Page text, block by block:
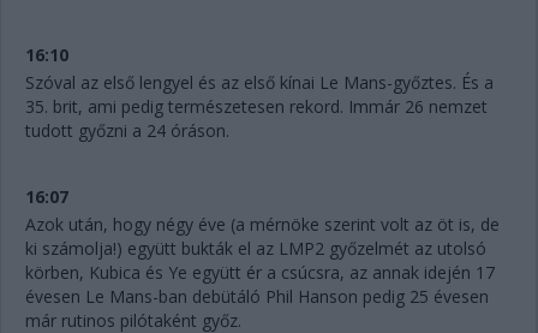
16:10
Szóval az első lengyel és az első kínai Le Mans-győztes. És a
35. brit, ami pedig természetesen rekord. Immár 26 nemzet
tudott győzni a 24 óráson.
16:07
Azok után, hogy négy éve (a mérnöke szerint volt az öt is, de
ki számolja!) együtt bukták el az LMP2 győzelmét az utolsó
körben, Kubica és Ye együtt ér a csúcsra, az annak idején 17
évesen Le Mans-ban debütáló Phil Hanson pedig 25 évesen
már rutinos pilótaként győz.